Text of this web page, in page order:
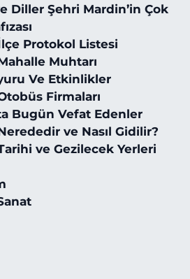
Diller Şehri Mardin’in Çok
Protokol Listesi
Muhtarı
Ve Etkinlikler
Firmaları
Bugün Vefat Edenler
ve Nasıl Gidilir?
ve Gezilecek Yerleri